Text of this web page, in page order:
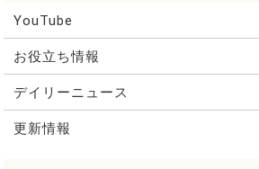
YouTube
お役立ち情報
デイリーニュース
更新情報